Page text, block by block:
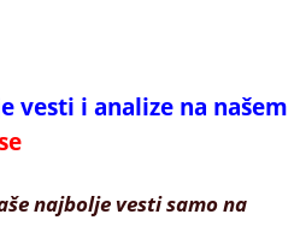
vesti i analize na našem
najbolje vesti samo na